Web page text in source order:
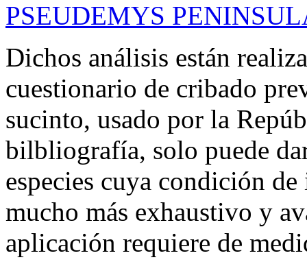
PSEUDEMYS
Dichos análisis están
cuestionario de cribado
sucinto, usado por la
bilbliografía, solo puede
especies cuya condición
mucho más exhaustivo y
aplicación requiere de